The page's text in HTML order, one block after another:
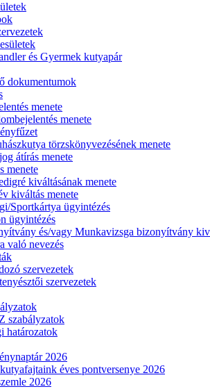
és Gyermek kutyapár
dokumentumok
menete
menete
törzskönyvezésének menete
átírás menete
menete
kiváltásának menete
kiváltás menete
Sportkártya ügyintézés
ügyintézés
és/vagy Munkavizsga bizonyítvány
való nevezés
szervezetek
szervezetek
szabályzatok
határozatok
2026
éves pontversenye 2026
2026